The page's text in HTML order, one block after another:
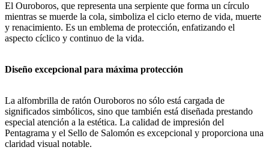
El Ouroboros, que representa una serpiente que forma un círculo
mientras se muerde la cola, simboliza el ciclo eterno de vida, muerte
y renacimiento. Es un emblema de protección, enfatizando el
aspecto cíclico y continuo de la vida.
Diseño excepcional para máxima protección
La alfombrilla de ratón Ouroboros no sólo está cargada de
significados simbólicos, sino que también está diseñada prestando
especial atención a la estética. La calidad de impresión del
Pentagrama y el Sello de Salomón es excepcional y proporciona una
claridad visual notable.